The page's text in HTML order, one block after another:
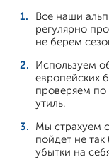
Все наши
регулярно
не берем
Используем
европейских
проверяем по
утиль.
Мы страхуем
пойдет не
убытки на